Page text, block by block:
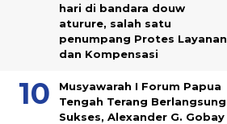
hari di bandara douw
aturure, salah satu
penumpang Protes Layanan
dan Kompensasi
Musyawarah I Forum Papua
Tengah Terang Berlangsung
Sukses, Alexander G. Gobay